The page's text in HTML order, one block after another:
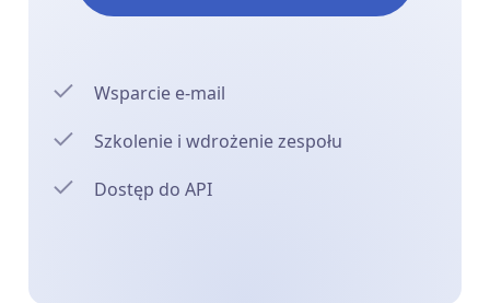
Wsparcie e-mail
Szkolenie i wdrożenie zespołu
Dostęp do API